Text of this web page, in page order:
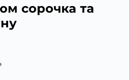
сорочка та